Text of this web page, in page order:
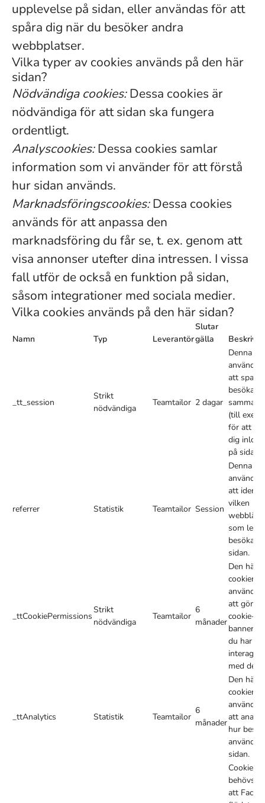
upplevelse på sidan, eller användas för att
spåra dig när du besöker andra
webbplatser.
Vilka typer av cookies används på den här
sidan?
Nödvändiga cookies:Dessa cookies är
nödvändiga för att sidan ska fungera
ordentligt.
Analyscookies:Dessa cookies samlar
information som vi använder för att förstå
hur sidan används.
Marknadsföringscookies:Dessa cookies
används för att anpassa den
marknadsföring du får se, t. ex. genom att
visa annonser utefter dina intressen. I vissa
fall utför de också en funktion på sidan,
såsom integrationer med sociala medier.
Vilka cookies används på den här sidan?
Namn Typ Leverantör
Slutar
gälla
_tt_session
Strikt
nödvändiga
Teamtailor 2 dagar
Denna
används
att spara
besökares
(till
för att
dig
på sidan).
referrer Statistik Teamtailor Session
Denna
används
att
vilken
webblänk
som leder
sidan.
_ttCookiePermissions
Strikt
nödvändiga
Teamtailor
6
månader
Den här
cookien
används
att
cookie-
bannern
du har
med den.
_ttAnalytics Statistik Teamtailor
6
månader
Den här
cookien
används
att
hur
använder
sidan.
Cookien
behövs
att